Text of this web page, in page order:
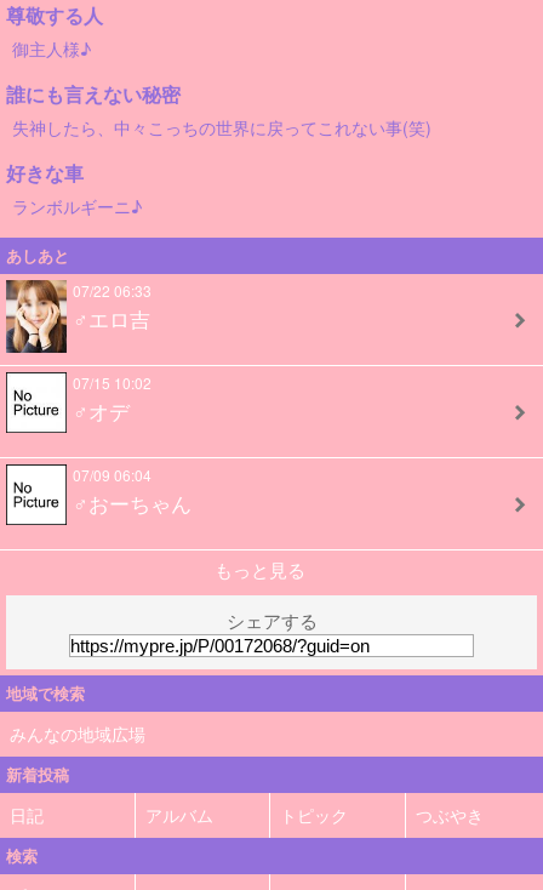
尊敬する人
御主人様♪
誰にも言えない秘密
失神したら、中々こっちの世界に戻ってこれない事(笑)
好きな車
ランボルギーニ♪
あしあと
07/22 06:33
♂エロ吉
07/15 10:02
♂オデ
07/09 06:04
♂おーちゃん
もっと見る
シェアする
地域で検索
みんなの地域広場
新着投稿
日記 アルバム トピック つぶやき
検索